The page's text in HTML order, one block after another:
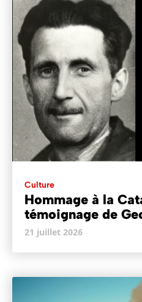
Culture
Hommage à la
témoignage de
21 juillet 2026